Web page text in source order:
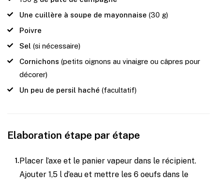
Une cuillère à soupe de mayonnaise (30 g)
Poivre
Sel (si nécessaire)
Cornichons (petits oignons au vinaigre ou câpres pour
décorer)
Un peu de persil haché (facultatif)
Elaboration étape par étape
Placer l’axe et le panier vapeur dans le récipient.
Ajouter 1,5 l d’eau et mettre les 6 oeufs dans le